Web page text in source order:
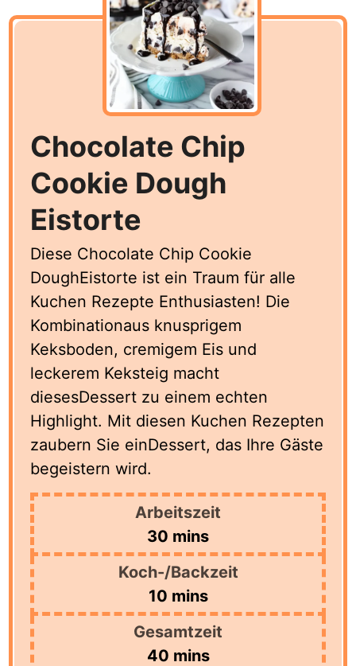
Chocolate Chip
Cookie Dough
Eistorte
Diese Chocolate Chip Cookie
DoughEistorte ist ein Traum für alle
Kuchen Rezepte Enthusiasten! Die
Kombinationaus knusprigem
Keksboden, cremigem Eis und
leckerem Keksteig macht
diesesDessert zu einem echten
Highlight. Mit diesen Kuchen Rezepten
zaubern Sie einDessert, das Ihre Gäste
begeistern wird.
Arbeitszeit
30 minutes
mins
Koch-/Backzeit
10minutes
mins
Gesamtzeit
40minutes
mins